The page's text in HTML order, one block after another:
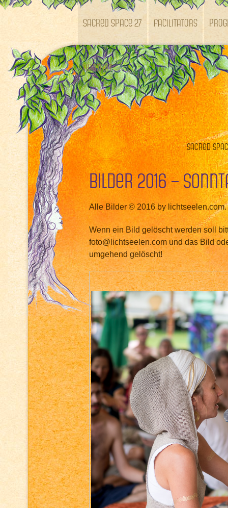
SACRED SPACE 27 Facilitators
Kontakt
Sacred
Bilder 2016 –
Alle Bilder © 2016 by lichtseelen.com.
Wenn ein Bild gelöscht werden soll
foto@lichtseelen.com und das Bild
umgehend gelöscht!